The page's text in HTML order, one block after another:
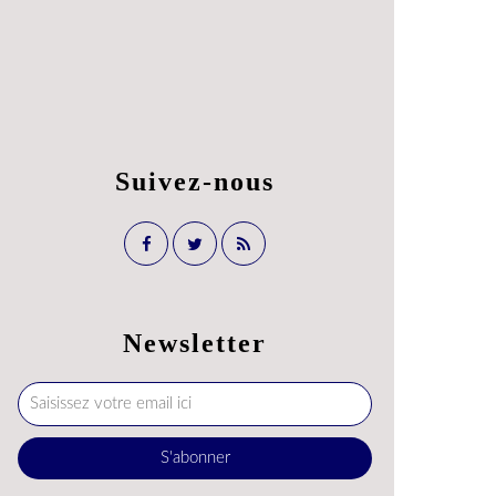
Newsletter
Suivez-nous